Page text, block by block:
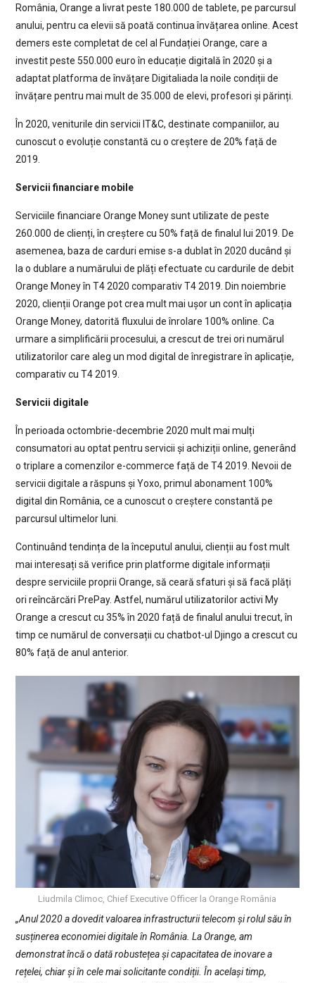
România, Orange a livrat peste 180.000 de tablete, pe parcursul
anului, pentru ca elevii să poată continua învățarea online. Acest
demers este completat de cel al Fundației Orange, care a
investit peste 550.000 euro în educație digitală în 2020 și a
adaptat platforma de învățare Digitaliada la noile condiții de
învățare pentru mai mult de 35.000 de elevi, profesori și părinți.
În 2020, veniturile din servicii IT&C, destinate companiilor, au
cunoscut o evoluție constantă cu o creștere de 20% față de
2019.
Servicii financiare mobile
Serviciile financiare Orange Money sunt utilizate de peste
260.000 de clienți, în creștere cu 50% față de finalul lui 2019. De
asemenea, baza de carduri emise s-a dublat în 2020 ducând și
la o dublare a numărului de plăți efectuate cu cardurile de debit
Orange Money în T4 2020 comparativ T4 2019. Din noiembrie
2020, clienții Orange pot crea mult mai ușor un cont în aplicația
Orange Money, datorită fluxului de înrolare 100% online. Ca
urmare a simplificării procesului, a crescut de trei ori numărul
utilizatorilor care aleg un mod digital de înregistrare în aplicație,
comparativ cu T4 2019.
Servicii digitale
În perioada octombrie-decembrie 2020 mult mai mulți
consumatori au optat pentru servicii și achiziții online, generând
o triplare a comenzilor e-commerce față de T4 2019. Nevoii de
servicii digitale a răspuns și Yoxo, primul abonament 100%
digital din România, ce a cunoscut o creștere constantă pe
parcursul ultimelor luni.
Continuând tendința de la începutul anului, clienții au fost mult
mai interesați să verifice prin platforme digitale informații
despre serviciile proprii Orange, să ceară sfaturi și să facă plăți
ori reîncărcări PrePay. Astfel, numărul utilizatorilor activi My
Orange a crescut cu 35% în 2020 față de finalul anului trecut, în
timp ce numărul de conversații cu chatbot-ul Djingo a crescut cu
80% față de anul anterior.
Liudmila Climoc, Chief Executive Officer la Orange România
„Anul 2020 a dovedit valoarea infrastructurii telecom și rolul său în
susținerea economiei digitale în România. La Orange, am
demonstrat încă o dată robustețea și capacitatea de inovare a
rețelei, chiar și în cele mai solicitante condiții. În același timp,